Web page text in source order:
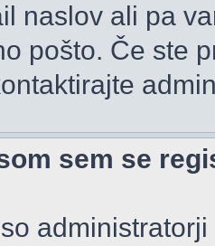
naslov ali pa
pošto. Če ste
sem se